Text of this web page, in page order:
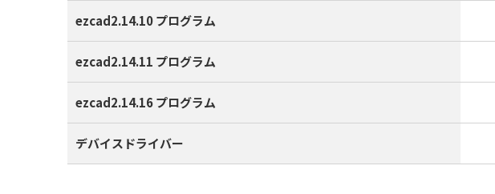
ezcad2.14.10 プログラム
ezcad2.14.11 プログラム
ezcad2.14.16 プログラム
デバイスドライバー